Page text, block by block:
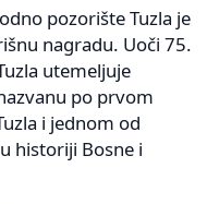
pozorište Tuzla je
nagradu. Uoči 75.
utemeljuje
po prvom
i jednom od
historiji Bosne i